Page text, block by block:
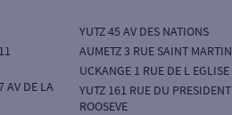
AV DE LA
YUTZ 45 AV DES NATIONS
AUMETZ 3 RUE SAINT MARTIN
UCKANGE 1 RUE DE L EGLISE
YUTZ 161 RUE DU PRESIDENT
ROOSEVE